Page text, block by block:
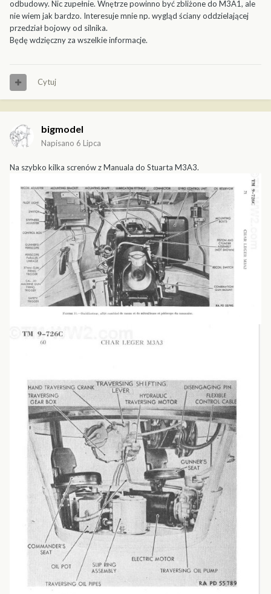
odbudowy. Nic zupełnie. Wnętrze powinno być zbliżone do M3A1, ale
nie wiem jak bardzo. Interesuje mnie np. wygląd ściany oddzielającej
przedział bojowy od silnika.
Będę wdzięczny za wszelkie informacje.
Cytuj
bigmodel
Napisano 6 Lipca
Na szybko kilka screnów z Manuala do Stuarta M3A3.